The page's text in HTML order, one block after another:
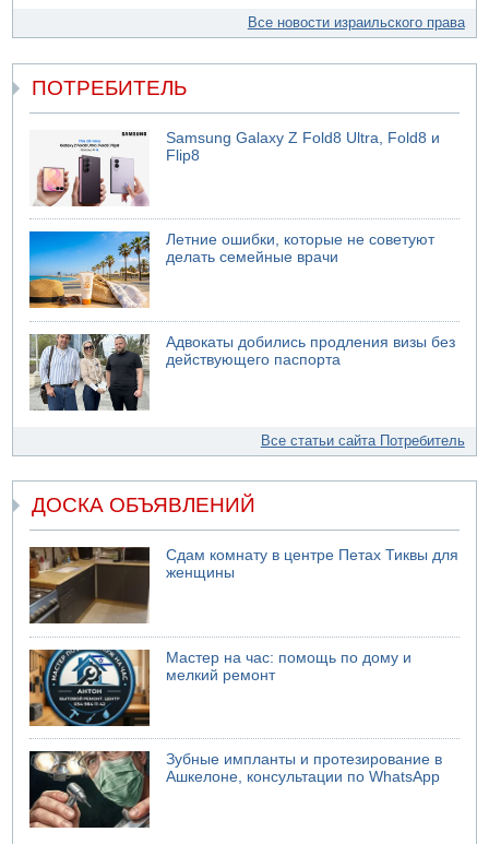
Все новости израильского права
ПОТРЕБИТЕЛЬ
Samsung Galaxy Z Fold8 Ultra, Fold8 и
Flip8
Летние ошибки, которые не советуют
делать семейные врачи
Адвокаты добились продления визы без
действующего паспорта
Все статьи сайта Потребитель
ДОСКА ОБЪЯВЛЕНИЙ
Сдам комнату в центре Петах Тиквы для
женщины
Мастер на час: помощь по дому и
мелкий ремонт
Зубные импланты и протезирование в
Ашкелоне, консультации по WhatsApp